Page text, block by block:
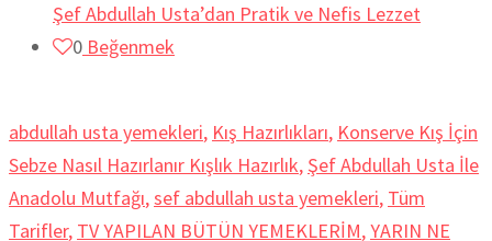
Şef Abdullah Usta’dan Pratik ve Nefis Lezzet
0 Beğenmek
abdullah usta yemekleri, Kış Hazırlıkları, Konserve Kış İçin
Sebze Nasıl Hazırlanır Kışlık Hazırlık, Şef Abdullah Usta İle
Anadolu Mutfağı,sef abdullah usta yemekleri, Tüm
Tarifler, TV YAPILAN BÜTÜN YEMEKLERİM,YARIN NE